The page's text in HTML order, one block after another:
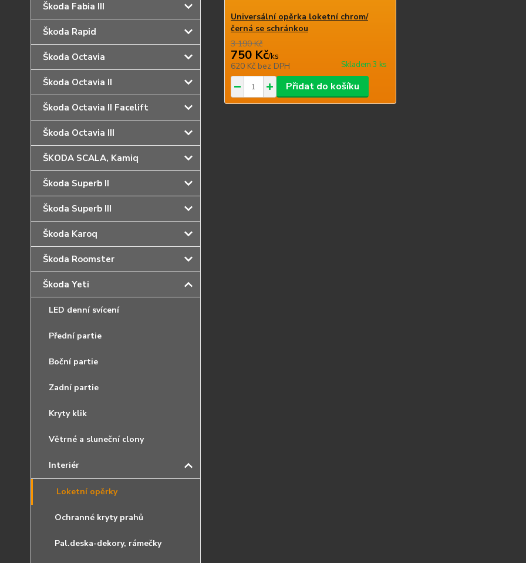
Škoda Fabia III
Škoda Rapid
Škoda Octavia
Škoda Octavia II
Škoda Octavia II Facelift
Škoda Octavia III
ŠKODA SCALA, Kamiq
Škoda Superb II
Škoda Superb III
Škoda Karoq
Škoda Roomster
Škoda Yeti
LED denní svícení
Přední partie
Boční partie
Zadní partie
Kryty klik
Větrné a sluneční clony
Interiér
Loketní opěrky
Ochranné kryty prahů
Pal.deska-dekory, rámečky
Universální opěrka loketní chrom/
černá se schránkou
3 190 Kč
750 Kč/ks
620 Kč bez DPH Skladem 3 ks
Přidat do košíku